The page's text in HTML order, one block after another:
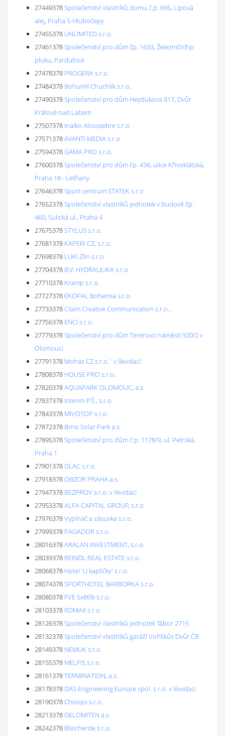
27449378Společenství vlastníků domu č.p. 695, Lipová
alej, Praha 5-Hlubočepy
27455378 UNLIMITED s.r.o.
27461378Společenství pro dům čp. 1633, Železničníhp
pluku, Pardubice
27478378 PROGERA s.r.o.
27484378 Bohumil Chuchlík s.r.o.
27490378Společenství pro dům Heydukova 817, Dvůr
Králové nad Labem
27507378 Inalko Alcossebre s.r.o.
27571378AVANTI MEDIA s.r.o.
27594378GAMA PRO s.r.o.
27600378Společenství pro dům čp. 436, ulice Křivoklátská,
Praha 18 - Letňany
27646378Sport centrum STATEK s.r.o.
27652378Společenství vlastníků jednotek v budově čp.
460, Sulická ul., Praha 4
27675378STYLUS s.r.o.
27681378 KAPERI CZ, s.r.o.
27698378 LUKI Zlín s.r.o.
27704378 B.V. HYDRAULIKA s.r.o.
27710378 Kramp s.r.o.
27727378 EKOPAL Bohemia s.r.o.
27733378Claim Creative Communication s.r.o..
27756378 ENCI s.r.o.
27779378Společenství pro dům Tererovo náměstí 920/2 v
Olomouci
27791378 Mohas CZ s.r.o. ' v likvidaci'
27808378 HOUSE PRO s.r.o.
27820378AQUAPARK OLOMOUC, a.s.
27837378 Interim P.Š., s.r.o.
27843378 MIVOTOP s.r.o.
27872378 Brno Solar Park a.s.
27895378Společenství pro dům č.p. 1178/9, ul. Petrská,
Praha 1
27901378 DLAC s.r.o.
27918378OBZOR PRAHA a.s.
27947378 BEZPROV s.r.o. v likvidaci
27953378ALFA CAPITAL GROUP, s.r.o.
27976378Vypínač a zásuvka s.r.o.
27999378 PAGADOR s.r.o.
28016378ARALAN INVESTMENT, s.r.o.
28039378 REINDL REAL ESTATE s.r.o.
28068378 Hotel 'U kapličky' s.r.o.
28074378SPORTHOTEL BARBORKA s.r.o.
28080378 FVE Světlík s.r.o.
28103378 RDMAX s.r.o.
28126378Společenství vlastníků jednotek Tábor 2715
28132378Společenství vlastníků garáží Voříškův Dvůr ČB
28149378 NEMUK s.r.o.
28155378 MELFIS s.r.o.
28161378TERMINATION, a.s.
28178378 DAS Engineering Europe spol. s r.o. v likvidaci
28190378Choops s.r.o.
28213378 DELOMITEN a.s.
28242378 Bleicherde s.r.o.